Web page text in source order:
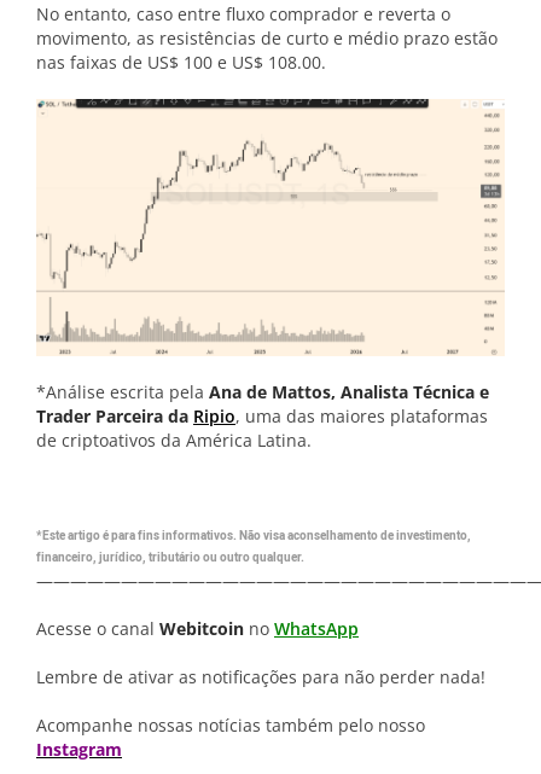
No entanto, caso entre fluxo comprador e reverta o
movimento, as resistências de curto e médio prazo estão
nas faixas de US$ 100 e US$ 108.00.
*Análise escrita pela Ana de Mattos, Analista Técnica e
Trader Parceira da Ripio, uma das maiores plataformas
de criptoativos da América Latina.
*Este artigo é para fins informativos. Não visa aconselhamento de investimento,
financeiro, jurídico, tributário ou outro qualquer.
Acesse o canal Webitcoin no WhatsApp
Lembre de ativar as notificações para não perder nada!
Acompanhe nossas notícias também pelo nosso
Instagram